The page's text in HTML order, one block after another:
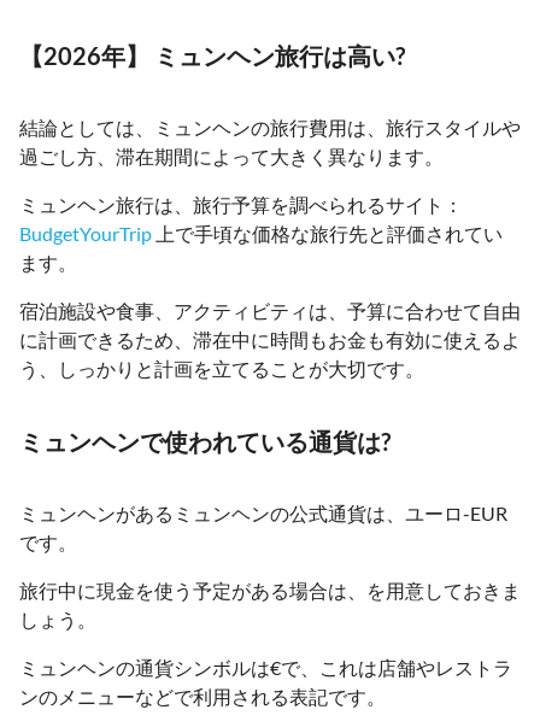
【2026年】 ミュンヘン旅行は高い?
結論としては、ミュンヘンの旅行費用は、旅行スタイルや
過ごし方、滞在期間によって大きく異なります。
ミュンヘン旅行は、旅行予算を調べられるサイト：
BudgetYourTrip 上で手頃な価格な旅行先と評価されてい
ます。
宿泊施設や食事、アクティビティは、予算に合わせて自由
に計画できるため、滞在中に時間もお金も有効に使えるよ
う、しっかりと計画を立てることが大切です。
ミュンヘンで使われている通貨は?
ミュンヘンがあるミュンヘンの公式通貨は、ユーロ-EUR
です。
旅行中に現金を使う予定がある場合は、を用意しておきま
しょう。
ミュンヘンの通貨シンボルは€で、これは店舗やレストラ
ンのメニューなどで利用される表記です。